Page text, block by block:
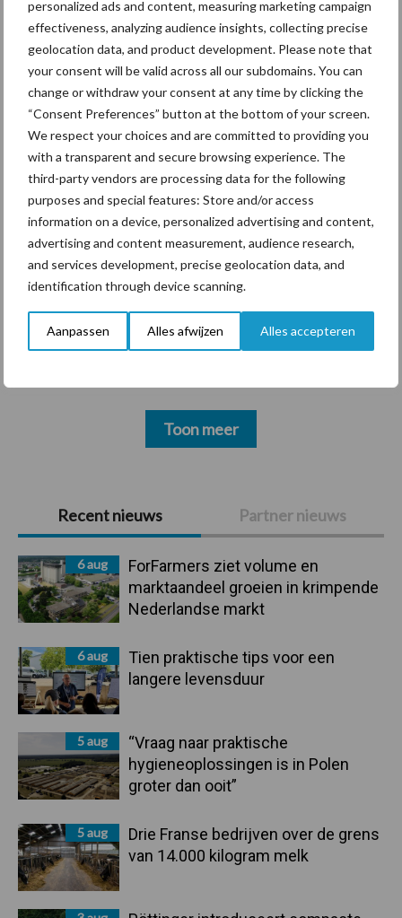
personalized ads and content, measuring marketing campaign
effectiveness, analyzing audience insights, collecting precise
geolocation data, and product development. Please note that
your consent will be valid across all our subdomains. You can
change or withdraw your consent at any time by clicking the
“Consent Preferences” button at the bottom of your screen.
We respect your choices and are committed to providing you
with a transparent and secure browsing experience. The
third-party vendors are processing data for the following
purposes and special features: Store and/or access
information on a device, personalized advertising and content,
advertising and content measurement, audience research,
and services development, precise geolocation data, and
identification through device scanning.
Aanpassen Alles afwijzen Alles accepteren
Primaire
Sidebar
Recent nieuws Partner nieuws
6 aug
ForFarmers ziet volume en
marktaandeel groeien in krimpende
Nederlandse markt
6 aug
Tien praktische tips voor een
langere levensduur
5 aug
“Vraag naar praktische
hygieneoplossingen is in Polen
groter dan ooit”
5 aug
Drie Franse bedrijven over de grens
van 14.000 kilogram melk
“Vraag naar praktische
hygieneoplossingen is in
Polen groter dan ooit”
Themapagina's
Diergezondheid Bemesting Fokkerij
Mastitis Hittestress
Toon meer